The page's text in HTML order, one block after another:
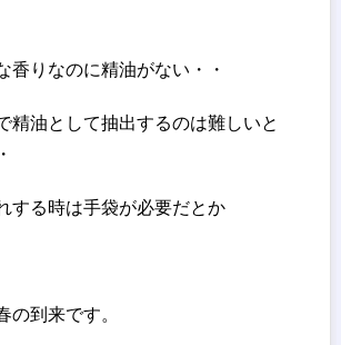
香りなのに精油がない・・
精油として抽出するのは難しいと
する時は手袋が必要だとか
の到来です。